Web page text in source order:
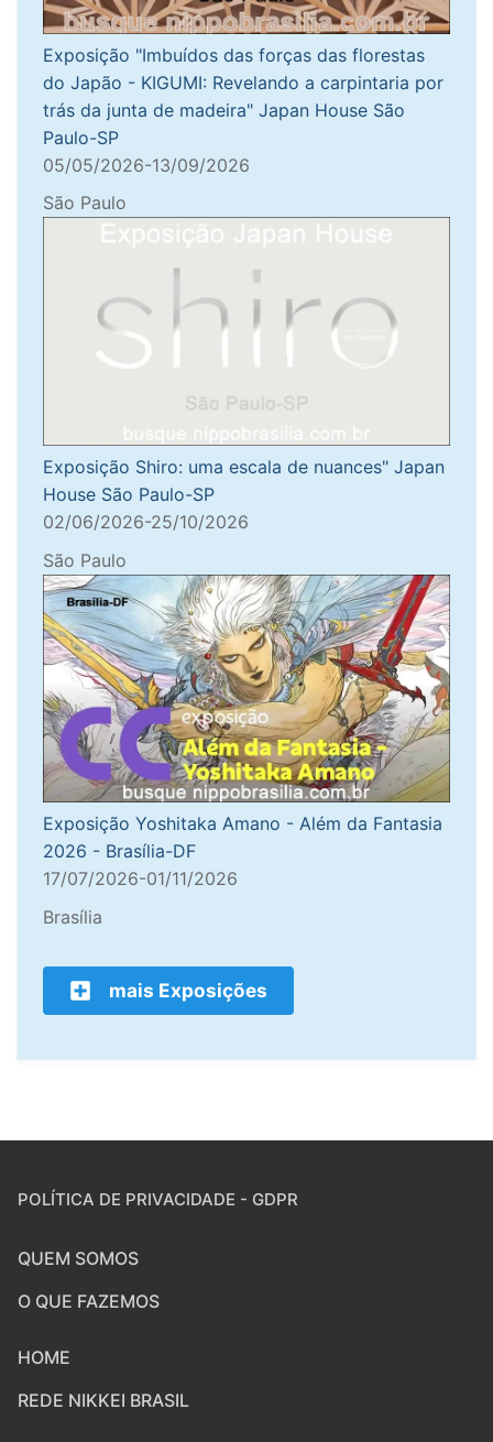
Exposição "Imbuídos das forças das florestas
do Japão - KIGUMI: Revelando a carpintaria por
trás da junta de madeira" Japan House São
Paulo-SP
05/05/2026-13/09/2026
São Paulo
Exposição Shiro: uma escala de nuances" Japan
House São Paulo-SP
02/06/2026-25/10/2026
São Paulo
Exposição Yoshitaka Amano - Além da Fantasia
2026 - Brasília-DF
17/07/2026-01/11/2026
Brasília
mais Exposições
POLÍTICA DE PRIVACIDADE - GDPR
QUEM SOMOS
O QUE FAZEMOS
HOME
REDE NIKKEI BRASIL